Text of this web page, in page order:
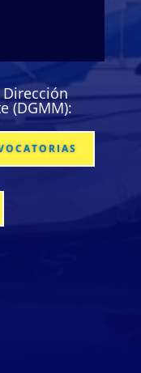
(DGMM):